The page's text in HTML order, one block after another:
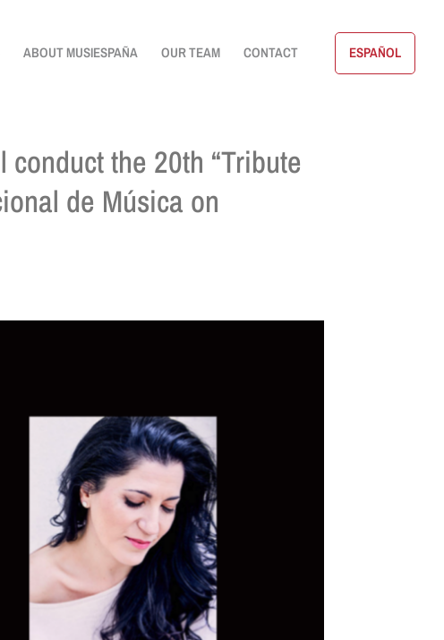
ABOUT MUSIESPAÑA OUR TEAM CONTACT ESPAÑOL
the 20th “Tribute
de Música on